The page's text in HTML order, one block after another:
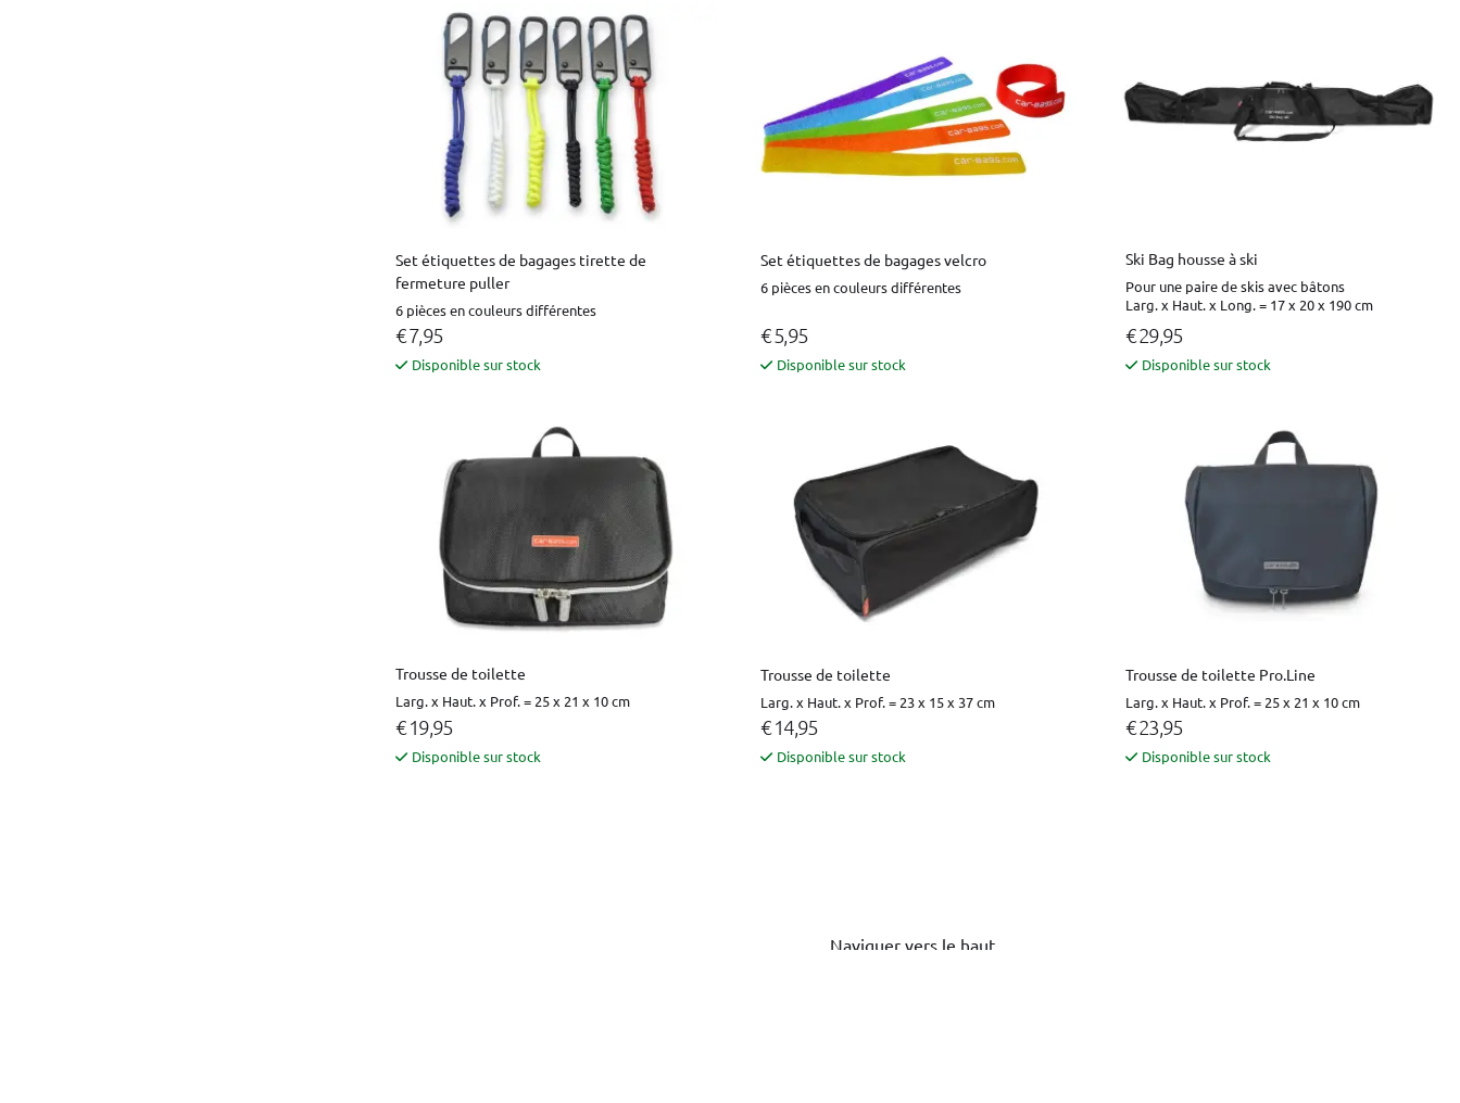
Set étiquettes de bagages tirette de
fermeture puller
6 pièces en couleurs différentes
€ 7,95
Disponible sur stock
Set étiquettes de bagages velcro
6 pièces en couleurs différentes
€ 5,95
Disponible sur stock
Ski Bag housse à ski
Pour une paire de skis avec bâtons
Larg. x Haut. x Long. = 17 x 20 x 190 cm
€ 29,95
Disponible sur stock
Trousse de toilette
Larg. x Haut. x Prof. = 25 x 21 x 10 cm
€ 19,95
Disponible sur stock
Trousse de toilette
Larg. x Haut. x Prof. = 23 x 15 x 37 cm
€ 14,95
Disponible sur stock
Trousse de toilette Pro.Line
Larg. x Haut. x Prof. = 25 x 21 x 10 cm
€ 23,95
Disponible sur stock
Naviguer vers le haut